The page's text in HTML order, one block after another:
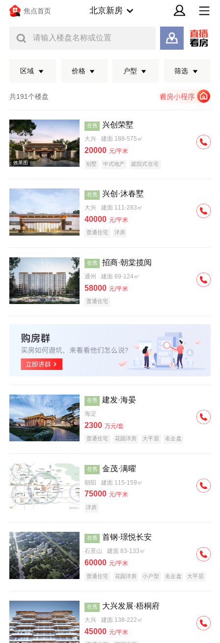
焦点首页 北京新房
请输入楼盘名称或位置
区域 价格 户型 筛选
共191个楼盘
效果图
在售 兴创荣墅
大兴 建面 188-575㎡
20000 元/平米
别墅 中式地产 庭院式住宅
在售 兴创·沐春墅
大兴 建面 111-283㎡
40000 元/平米
普通住宅 洋房
在售 招商·朝棠揽阅
通州 建面 69-124㎡
58000 元/平米
普通住宅
在售 建发·海晏
海淀
2300 万元/套
普通住宅 花园洋房 大平层
名企盘
在售 金茂·满曜
朝阳 建面 115-159㎡
75000 元/平米
洋房
在售 首钢·璟悦长安
石景山 建面 83-133㎡
60000 元/平米
普通住宅 花园洋房 小户型 名企盘 大平层
在售 大兴发展·梧桐府
大兴 建面 138-222㎡
45000 元/平米